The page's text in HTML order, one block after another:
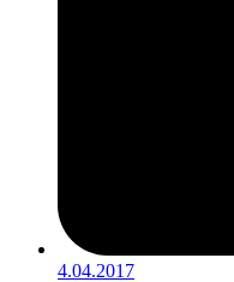
4.04.2017